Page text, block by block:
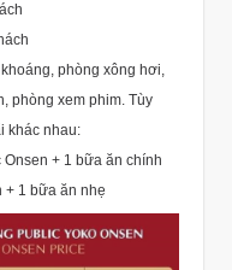
phòng xông hơi,
phòng xem phim. Tùy
khác nhau:
+ 1 bữa ăn chính
+ 1 bữa ăn nhẹ